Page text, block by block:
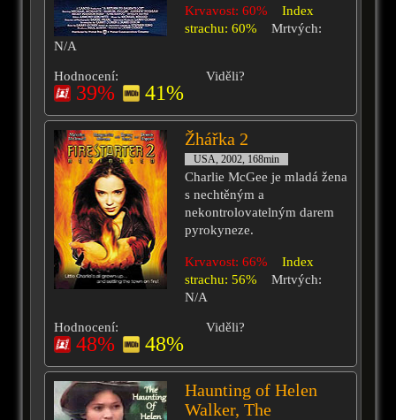
Krvavost: 60%
Index
strachu: 60%
Mrtvých:
N/A
Hodnocení:
39% 41%
Viděli?
Žhářka 2
USA, 2002, 168min
Charlie McGee je mladá žena
s nechtěným a
nekontrolovatelným darem
pyrokyneze.
Krvavost: 66%
Index
strachu: 56%
Mrtvých:
N/A
Hodnocení:
48% 48%
Viděli?
Haunting of Helen
Walker, The